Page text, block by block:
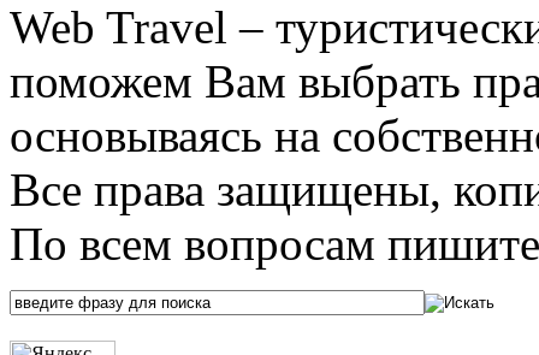
Web Travel –
поможем Вам выбрать
основываясь на
Все права защищены,
По всем вопросам